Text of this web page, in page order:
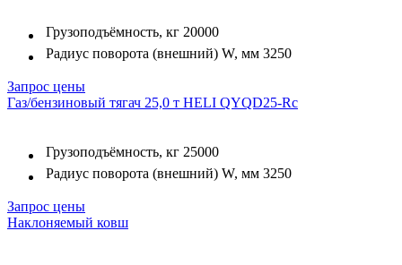
Грузоподъёмность, кг 20000
Радиус поворота (внешний) W, мм 3250
Запрос цены
Газ/бензиновый тягач 25,0 т HELI QYQD25-Rc
Грузоподъёмность, кг 25000
Радиус поворота (внешний) W, мм 3250
Запрос цены
Наклоняемый ковш